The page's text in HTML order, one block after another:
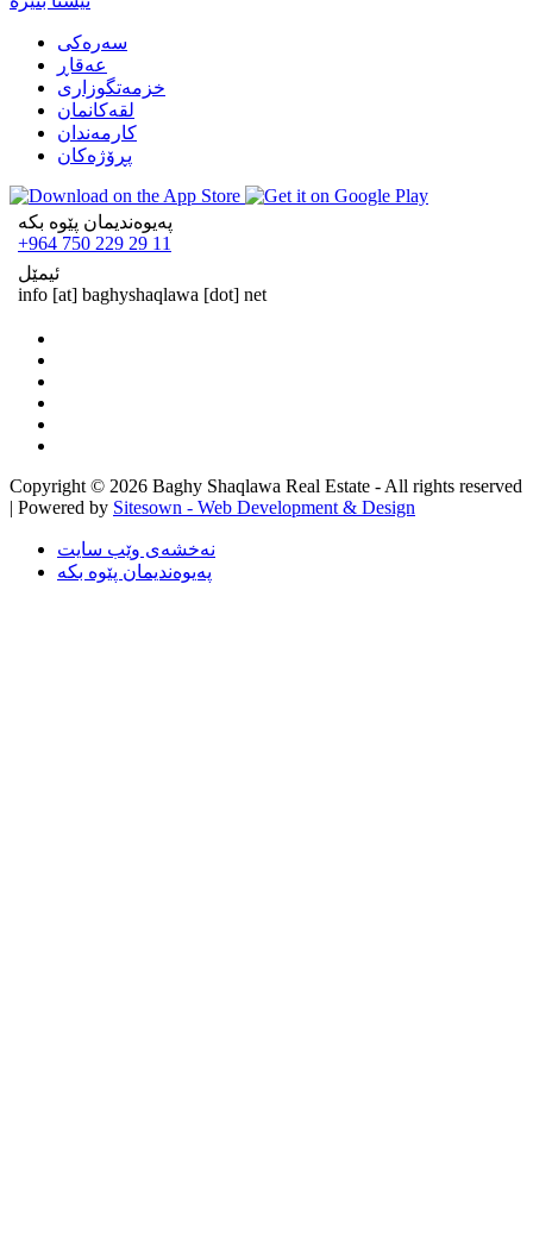
سه‌ره‌کی
عه‌قاڕ
خزمه‌تگوزاری
لقه‌كانمان
كارمه‌ندان
پڕۆژه‌كان
په‌یوه‌ندیمان پێوه‌ بکه
+964 750 229 29 11
ئیمێل
info [at] baghyshaqlawa [dot] net
Copyright © 2026 Baghy Shaqlawa Real Estate - All rights reserved
| Powered by Sitesown - Web Development & Design
نه‌خشه‌ی وێب سایت
په‌یوه‌ندیمان پێوه‌ بکه